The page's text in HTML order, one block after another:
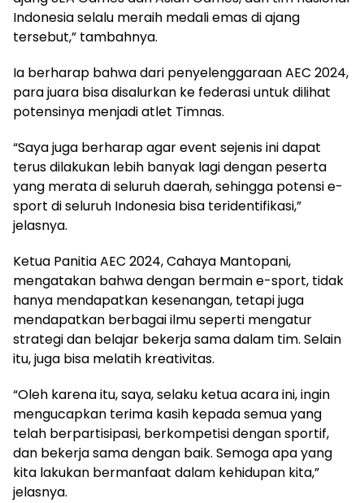
Indonesia selalu meraih medali emas di ajang
tersebut,” tambahnya.
Ia berharap bahwa dari penyelenggaraan AEC 2024,
para juara bisa disalurkan ke federasi untuk dilihat
potensinya menjadi atlet Timnas.
“Saya juga berharap agar event sejenis ini dapat
terus dilakukan lebih banyak lagi dengan peserta
yang merata di seluruh daerah, sehingga potensi e-
sport di seluruh Indonesia bisa teridentifikasi,”
jelasnya.
Ketua Panitia AEC 2024, Cahaya Mantopani,
mengatakan bahwa dengan bermain e-sport, tidak
hanya mendapatkan kesenangan, tetapi juga
mendapatkan berbagai ilmu seperti mengatur
strategi dan belajar bekerja sama dalam tim. Selain
itu, juga bisa melatih kreativitas.
“Oleh karena itu, saya, selaku ketua acara ini, ingin
mengucapkan terima kasih kepada semua yang
telah berpartisipasi, berkompetisi dengan sportif,
dan bekerja sama dengan baik. Semoga apa yang
kita lakukan bermanfaat dalam kehidupan kita,”
jelasnya.